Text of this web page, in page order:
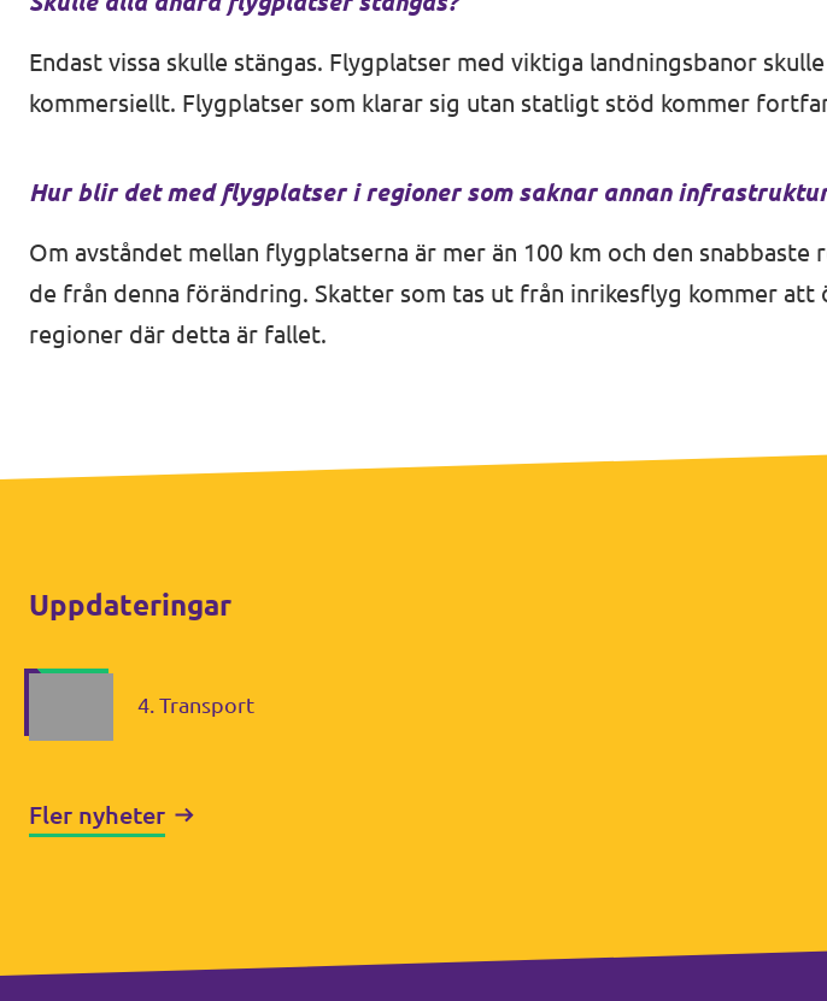
Volt Kävlinge
Voltkompassen – valkompassen med alla partier
Volontärmöjligheter i Europa
Bli medlem
In English 🇬🇧
Endast vissa skulle stängas. Flygplatser med viktiga landningsbanor
kommersiellt. Flygplatser som klarar sig utan statligt stöd kommer
Hur blir det med flygplatser i regioner som saknar annan
Om avståndet mellan flygplatserna är mer än 100 km och den
de från denna förändring. Skatter som tas ut från inrikesflyg kommer
regioner där detta är fallet.
Uppdateringar
4. Transport
Fler nyheter